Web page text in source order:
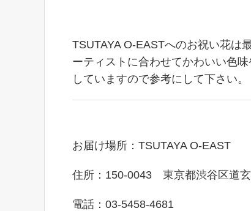
TSUTAYA O-EASTへのお祝い花は
ーティストに合わせてかわいい色
していますので参考にして下さい。
お届け場所：TSUTAYA O-EAST
住所：150-0043 東京都渋谷区道
電話：03-5458-4681